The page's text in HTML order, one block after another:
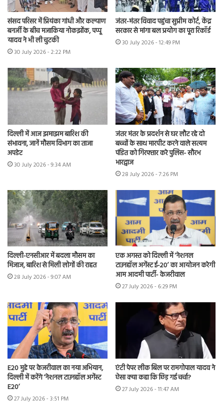
संसद परिसर में प्रियंका गांधी और कल्याण
बनर्जी के बीच मजाकिया नोकझोंक, पप्पू
यादव ने भी ली चुटकी
30 July 2026 - 2:22 PM
जंतर-मंतर विवाद पहुंचा सुप्रीम कोर्ट, केंद्र
सरकार से मांगा बल प्रयोग का पूरा रिकॉर्ड
30 July 2026 - 12:49 PM
दिल्ली में आज झमाझम बारिश की
संभावना, जानें मौसम विभाग का ताजा
अपडेट
30 July 2026 - 9:34 AM
जंतर मंतर के प्रदर्शन से घर लौट रहे दो
बच्चों के साथ मारपीट करने वाले सत्यम
पंडित को गिरफ्तार करे पुलिस- सौरभ
भारद्वाज
28 July 2026 - 7:26 PM
दिल्ली-एनसीआर में बदला मौसम का
मिजाज, बारिश से मिली लोगों की राहत
28 July 2026 - 9:07 AM
एक अगस्त को दिल्ली में ‘नेशनल
टाउनहॉल अगेंस्ट ई-20’ का आयोजन करेगी
आम आदमी पार्टी- केजरीवाल
27 July 2026 - 6:29 PM
E20 मुद्दे पर केजरीवाल का नया अभियान,
दिल्ली में करेंगे ‘नेशनल टाउनहॉल अगेंस्ट
E20’
27 July 2026 - 3:51 PM
एंटी पेपर लीक बिल पर रामगोपाल यादव ने
ऐसा क्या कहा कि छिड़ गई चर्चा?
27 July 2026 - 11:47 AM